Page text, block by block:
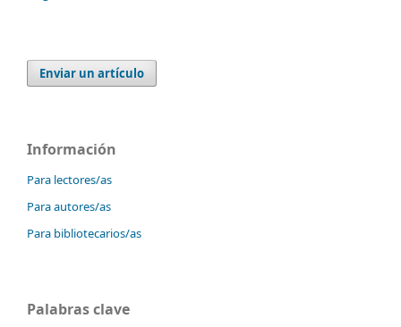
Enviar un artículo
Información
Para lectores/as
Para autores/as
Para bibliotecarios/as
Palabras clave